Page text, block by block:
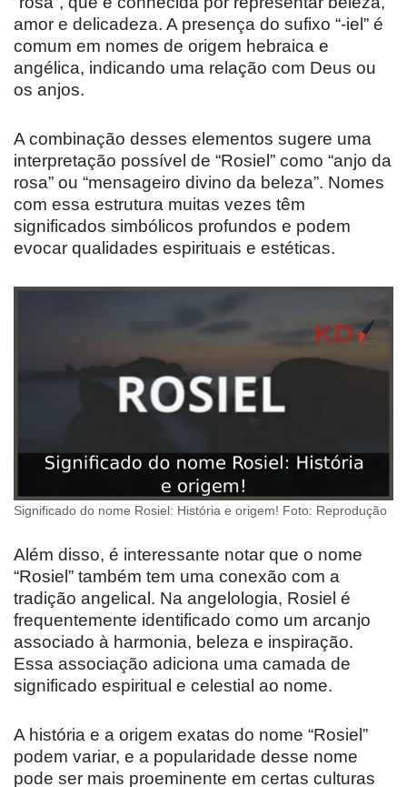
amor e delicadeza. A presença do sufixo “-iel” é
comum em nomes de origem hebraica e
angélica, indicando uma relação com Deus ou
os anjos.
A combinação desses elementos sugere uma
interpretação possível de “Rosiel” como “anjo da
rosa” ou “mensageiro divino da beleza”. Nomes
com essa estrutura muitas vezes têm
significados simbólicos profundos e podem
evocar qualidades espirituais e estéticas.
Significado do nome Rosiel: História e origem! Foto: Reprodução
Além disso, é interessante notar que o nome
“Rosiel” também tem uma conexão com a
tradição angelical. Na angelologia, Rosiel é
frequentemente identificado como um arcanjo
associado à harmonia, beleza e inspiração.
Essa associação adiciona uma camada de
significado espiritual e celestial ao nome.
A história e a origem exatas do nome “Rosiel”
podem variar, e a popularidade desse nome
pode ser mais proeminente em certas culturas